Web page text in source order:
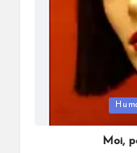
Moi,